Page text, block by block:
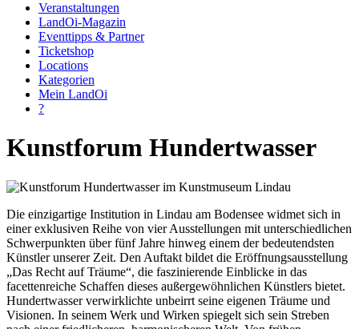
Veranstaltungen
LandOi-Magazin
Eventtipps & Partner
Ticketshop
Locations
Kategorien
Mein LandOi
?
Kunstforum Hundertwasser
Die einzigartige Institution in Lindau am Bodensee widmet sich in
einer exklusiven Reihe von vier Ausstellungen mit unterschiedlichen
Schwerpunkten über fünf Jahre hinweg einem der bedeutendsten
Künstler unserer Zeit. Den Auftakt bildet die Eröffnungsausstellung
„Das Recht auf Träume“, die faszinierende Einblicke in das
facettenreiche Schaffen dieses außergewöhnlichen Künstlers bietet.
Hundertwasser verwirklichte unbeirrt seine eigenen Träume und
Visionen. In seinem Werk und Wirken spiegelt sich sein Streben